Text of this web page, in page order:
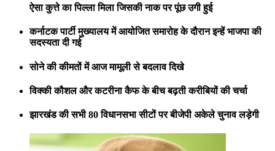
ऐसा कुत्ते का पिल्ला मिला जिसकी नाक पर पूंछ उगी हुई
कर्नाटक पार्टी मुख्यालय में आयोजित समारोह के दौरान इन्हें भाजपा की
सदस्यता दी गई
सोने की कीमतों में आज मामूली से बदलाव दिखे
विक्की कौशल और कटरीना कैफ के बीच बढ़ती करीबियों की चर्चा
झारखंड की सभी 80 विधानसभा सीटों पर बीजेपी अकेले चुनाव लड़ेगी